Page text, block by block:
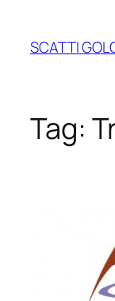
contenuto
SCATTI
Tag: